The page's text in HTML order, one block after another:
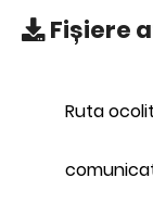
Fișiere
Ruta